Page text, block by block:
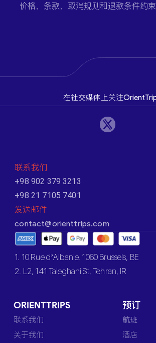
价格、条款、取消规则和退款条件约束
在社交媒体上关注
联系我们
+98 902 379 3213
+98 21 7105 7401
发送邮件
contact@orienttrips.com
1. 10 Rue d’Albanie, 1060 Brussels, BE
2. L2, 141 Taleghani St, Tehran, IR
ORIENTTRIPS
联系我们
关于我们
预订
航班
酒店